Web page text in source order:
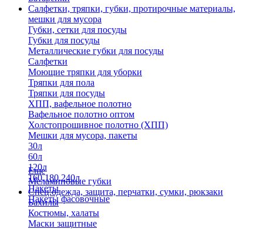
Салфетки, тряпки, губки, протирочные материалы,
мешки для мусора
Губки, сетки для посуды
Губки для посуды
Металлические губки для посуды
Салфетки
Моющие тряпки для уборки
Тряпки для пола
Тряпки для посуды
ХПП, вафельное полотно
Вафельное полотно оптом
Холстопрошивное полотно (ХПП)
Мешки для мусора, пакеты
30л
60л
120л
160,180,240л
Пакеты
Пакеты фасовочные
Еще
Меламиновые губки
Спец.одежда, защита, перчатки, сумки, рюкзаки
Бахилы
Костюмы, халаты
Маски защитные